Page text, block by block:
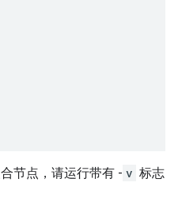
节点，请运行带有 - v 标志